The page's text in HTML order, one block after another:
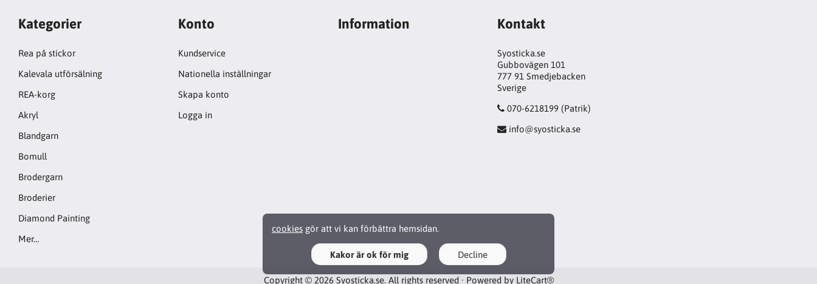
cookies gör att vi kan förbättra hemsidan.
Kakor är ok för mig Decline
Kategorier
Rea på stickor
Kalevala utförsälning
REA-korg
Akryl
Blandgarn
Bomull
Brodergarn
Broderier
Diamond Painting
Mer…
Konto
Kundservice
Nationella inställningar
Skapa konto
Logga in
Information Kontakt
Syosticka.se
Gubbovägen 101
777 91 Smedjebacken
Sverige
070-6218199 (Patrik)
info@syosticka.se
Copyright © 2026 Syosticka.se. All rights reserved · Powered by LiteCart®